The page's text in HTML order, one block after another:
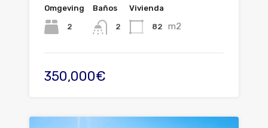
Omgeving
2
Baños
2
Vivienda
82 m2
350,000€